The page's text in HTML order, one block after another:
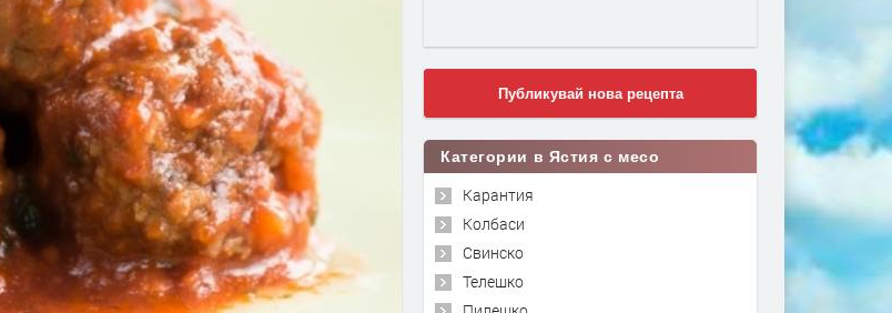
Публикувай нова рецепта
Категории в Ястия с месо
Карантия
Колбаси
Свинско
Телешко